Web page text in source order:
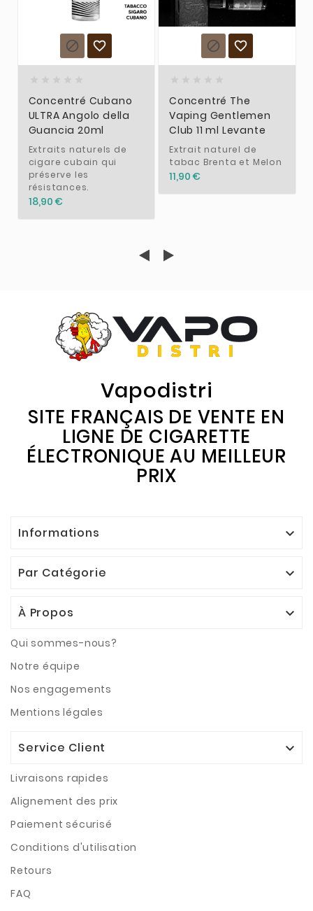
 
Concentré Cubano
ULTRA Angolo della
Guancia 20ml
Extraits naturels de
cigare cubain qui
préserve les
résistances.
18,90 €
 
Concentré The
Vaping Gentlemen
Club 11 ml Levante
Extrait naturel de
tabac Brenta et Melon
11,90 €
Vapodistri
SITE FRANÇAIS DE VENTE EN
LIGNE DE CIGARETTE
ÉLECTRONIQUE AU MEILLEUR
PRIX
Informations 
Par Catégorie 
À Propos 
Qui sommes-nous?
Notre équipe
Nos engagements
Mentions légales
Service Client 
Livraisons rapides
Alignement des prix
Paiement sécurisé
Conditions d'utilisation
Retours
FAQ